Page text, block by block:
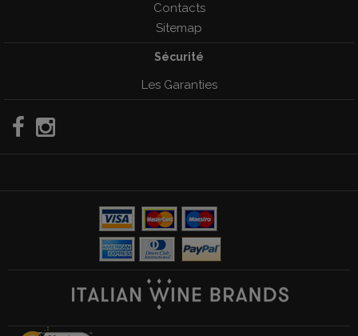
Contacts
Sitemap
Sécurité
Les Garanties